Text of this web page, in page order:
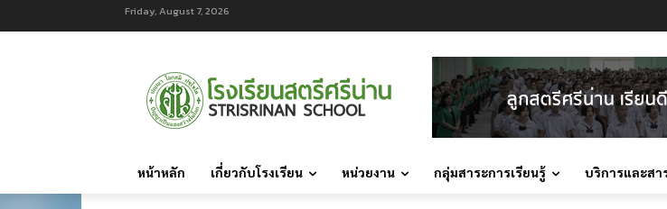
Friday, August 7, 2026
หน้าหลัก เกี่ยวกับโรงเรียน หน่วยงาน กลุ่มสาระการเรียนรู้ บริการและสา